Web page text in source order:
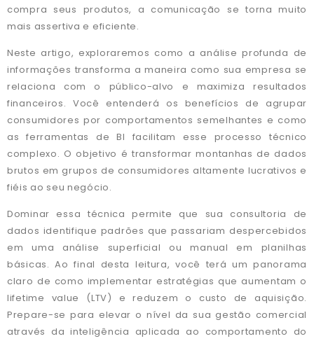
compra seus produtos, a comunicação se torna muito
mais assertiva e eficiente.
Neste artigo, exploraremos como a análise profunda de
informações transforma a maneira como sua empresa se
relaciona com o público-alvo e maximiza resultados
financeiros. Você entenderá os benefícios de agrupar
consumidores por comportamentos semelhantes e como
as ferramentas de BI facilitam esse processo técnico
complexo. O objetivo é transformar montanhas de dados
brutos em grupos de consumidores altamente lucrativos e
fiéis ao seu negócio.
Dominar essa técnica permite que sua consultoria de
dados identifique padrões que passariam despercebidos
em uma análise superficial ou manual em planilhas
básicas. Ao final desta leitura, você terá um panorama
claro de como implementar estratégias que aumentam o
lifetime value (LTV) e reduzem o custo de aquisição.
Prepare-se para elevar o nível da sua gestão comercial
através da inteligência aplicada ao comportamento do